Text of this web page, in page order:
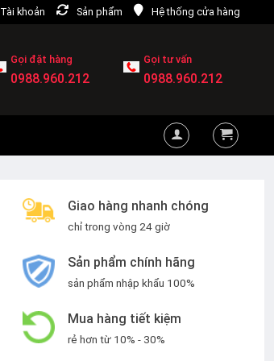
Tài khoản Sản phẩm Hệ thống cửa hàng
Gọi đặt hàng
0988.960.212
Gọi tư vấn
0988.960.212
Giao hàng nhanh chóng
chỉ trong vòng 24 giờ
Sản phẩm chính hãng
sản phẩm nhập khẩu 100%
Mua hàng tiết kiệm
rẻ hơn từ 10% - 30%